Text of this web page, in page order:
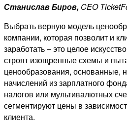
Станислав Биров, CEO
Выбрать верную модель
компании, которая позволит и
заработать – это целое
строят изощренные схемы и
ценообразования, основанные,
начислений из зарплатного
налогов или мультивалютных
сегментируют цены в
клиента.